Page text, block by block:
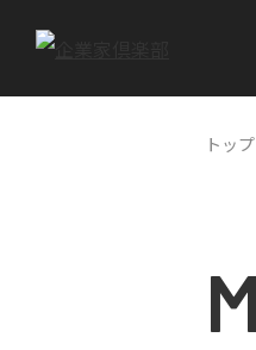
トップ